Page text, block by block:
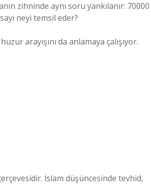
zihninde aynı soru yankılanır: 70000
neyi temsil eder?
arayışını da anlamaya çalışıyor.
İslam düşüncesinde tevhid,